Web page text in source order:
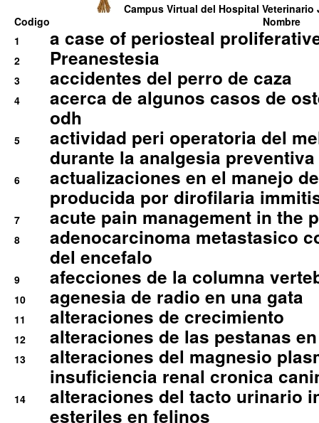
Campus Virtual del Hospital Veterinario
Codigo
Nombre
1
a case of periosteal
2 Preanestesia
3 accidentes del perro de caza
4
acerca de algunos casos de
odh
5
actividad peri operatoria del
durante la analgesia
6
actualizaciones en el manejo
producida por dirofilaria
7 acute pain management in the
8
adenocarcinoma metastasico
del encefalo
9 afecciones de la columna
10 agenesia de radio en una gata
11 alteraciones de crecimiento
12 alteraciones de las pestanas
13
alteraciones del magnesio
insuficiencia renal cronica
14
alteraciones del tacto urinario
esteriles en felinos